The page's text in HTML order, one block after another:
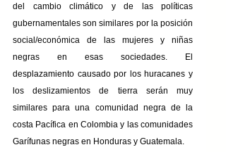
del cambio climático y de las políticas
gubernamentales son similares por la posición
social/económica de las mujeres y niñas
negras en esas sociedades. El
desplazamiento causado por los huracanes y
los deslizamientos de tierra serán muy
similares para una comunidad negra de la
costa Pacífica en Colombia y las comunidades
Garífunas negras en Honduras y Guatemala.